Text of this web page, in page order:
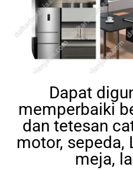
Dapat
memperbaiki
dan tetesan
motor, sepeda,
meja,